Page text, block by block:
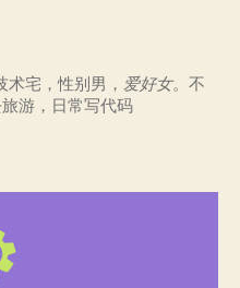
术宅，性别男， 爱好女。不
游，日常写代码